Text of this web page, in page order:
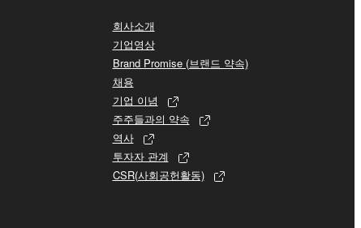
회사소개
기업영상
Brand Promise (브랜드 약속)
채용
기업 이념
주주들과의 약속
역사
투자자 관계
CSR(사회공헌활동)